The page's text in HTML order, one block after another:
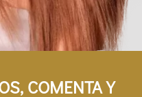
COMENTA Y